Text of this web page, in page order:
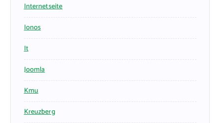
Internetseite
Ionos
It
Joomla
Kmu
Kreuzberg